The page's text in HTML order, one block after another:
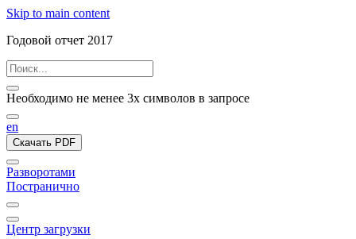
Skip to main content
Годовой отчет 2017
Необходимо не менее 3х символов в запросе
en
Скачать PDF
Разворотами
Постранично
Центр загрузки